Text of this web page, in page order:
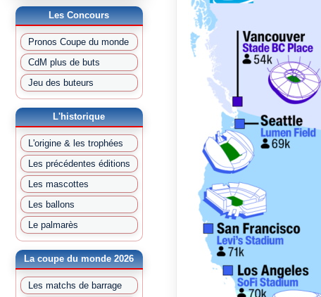
Les Concours
Pronos Coupe du monde
CdM plus de buts
Jeu des buteurs
L'historique
L'origine & les trophées
Les précédentes éditions
Les mascottes
Les ballons
Le palmarès
La coupe du monde 2026
Les matchs de barrage